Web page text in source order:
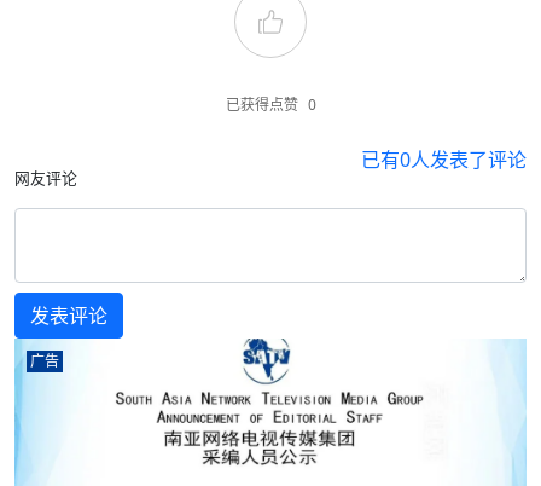
已获得点赞 0
网友评论
已有0人发表了评论
广告